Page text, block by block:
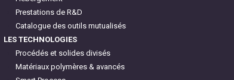
Prestations de R&D
Catalogue des outils mutualisés
LES TECHNOLOGIES
Procédés et solides divisés
Matériaux polymères & avancés